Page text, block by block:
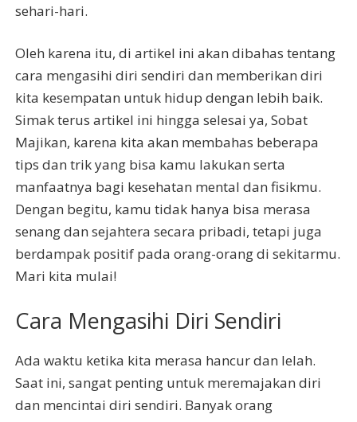
sehari-hari.
Oleh karena itu, di artikel ini akan dibahas tentang
cara mengasihi diri sendiri dan memberikan diri
kita kesempatan untuk hidup dengan lebih baik.
Simak terus artikel ini hingga selesai ya, Sobat
Majikan, karena kita akan membahas beberapa
tips dan trik yang bisa kamu lakukan serta
manfaatnya bagi kesehatan mental dan fisikmu.
Dengan begitu, kamu tidak hanya bisa merasa
senang dan sejahtera secara pribadi, tetapi juga
berdampak positif pada orang-orang di sekitarmu.
Mari kita mulai!
Cara Mengasihi Diri Sendiri
Ada waktu ketika kita merasa hancur dan lelah.
Saat ini, sangat penting untuk meremajakan diri
dan mencintai diri sendiri. Banyak orang